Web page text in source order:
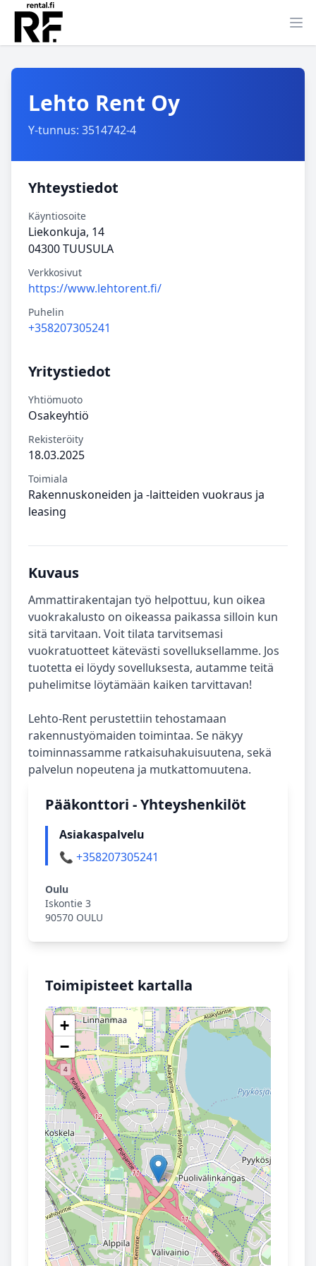
Lehto Rent Oy
Y-tunnus: 3514742-4
Yhteystiedot
Käyntiosoite
Liekonkuja, 14
04300 TUUSULA
Verkkosivut
https://www.lehtorent.fi/
Puhelin
+358207305241
Yritystiedot
Yhtiömuoto
Osakeyhtiö
Rekisteröity
18.03.2025
Toimiala
Rakennuskoneiden ja -laitteiden vuokraus ja
leasing
Kuvaus
Ammattirakentajan työ helpottuu, kun oikea
vuokrakalusto on oikeassa paikassa silloin kun
sitä tarvitaan. Voit tilata tarvitsemasi
vuokratuotteet kätevästi sovelluksellamme. Jos
tuotetta ei löydy sovelluksesta, autamme teitä
puhelimitse löytämään kaiken tarvittavan!
Lehto-Rent perustettiin tehostamaan
rakennustyömaiden toimintaa. Se näkyy
toiminnassamme ratkaisuhakuisuutena, sekä
palvelun nopeutena ja mutkattomuutena.
Pääkonttori - Yhteyshenkilöt
Asiakaspalvelu
📞 +358207305241
Oulu
Iskontie 3
90570 OULU
Toimipisteet kartalla
+
−